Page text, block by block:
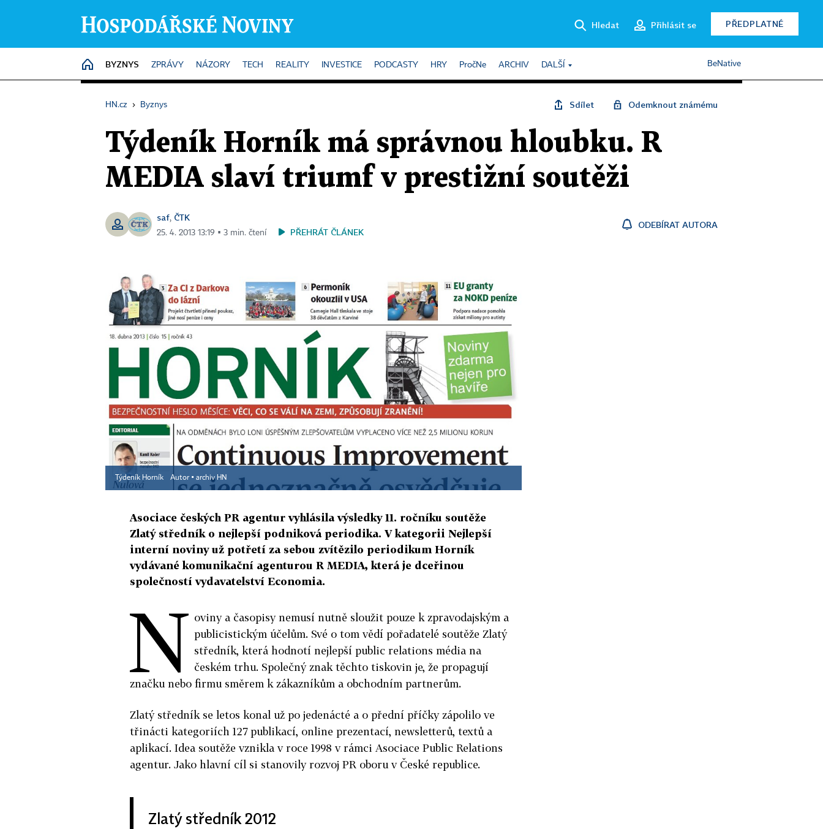
Hledat Přihlásit se PŘEDPLATNÉ
HOME
BYZNYS ZPRÁVY NÁZORY TECH REALITY INVESTICE PODCASTY HRY PročNe ARCHIV DALŠÍ BeNative
HN.cz › Byznys Sdílet Odemknout známému
Týdeník Horník má správnou hloubku. R
MEDIA slaví triumf v prestižní soutěži
saf, ČTK
25. 4. 2013 13:19 ▪ 3 min. čtení PŘEHRÁT ČLÁNEK
ODEBÍRAT AUTORA
Týdeník Horník Autor ▪ archiv HN
Asociace českých PR agentur vyhlásila výsledky 11. ročníku soutěže
Zlatý středník o nejlepší podniková periodika. V kategorii Nejlepší
interní noviny už potřetí za sebou zvítězilo periodikum Horník
vydávané komunikační agenturou R MEDIA, která je dceřinou
společností vydavatelství Economia.
N oviny a časopisy nemusí nutně sloužit pouze k zpravodajským a
publicistickým účelům. Své o tom vědí pořadatelé soutěže Zlatý
středník, která hodnotí nejlepší public relations média na
českém trhu. Společný znak těchto tiskovin je, že propagují
značku nebo firmu směrem k zákazníkům a obchodním partnerům.
Zlatý středník se letos konal už po jedenácté a o přední příčky zápolilo ve
třinácti kategoriích 127 publikací, online prezentací, newsletterů, textů a
aplikací. Idea soutěže vznikla v roce 1998 v rámci Asociace Public Relations
agentur. Jako hlavní cíl si stanovily rozvoj PR oboru v České republice.
Zlatý středník 2012